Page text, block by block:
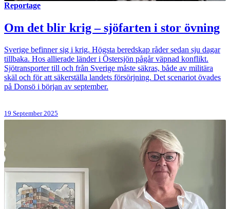
Reportage
Om det blir krig – sjöfarten i stor övning
Sverige befinner sig i krig. Högsta beredskap råder sedan sju dagar
tillbaka. Hos allierade länder i Östersjön pågår väpnad konflikt.
Sjötransporter till och från Sverige måste säkras, både av militära
skäl och för att säkerställa landets försörjning. Det scenariot övades
på Donsö i början av september.
19 September 2025